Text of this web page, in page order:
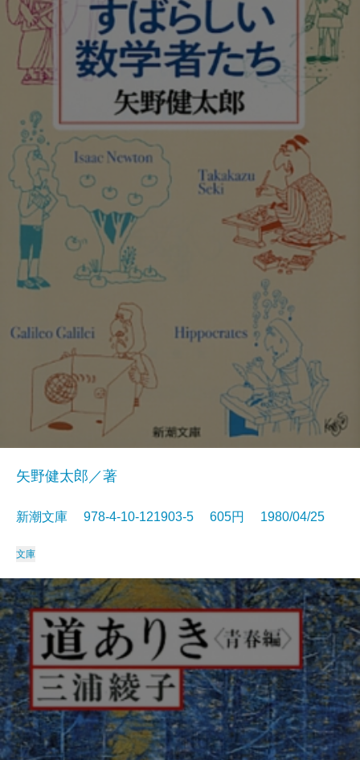
矢野健太郎／著
新潮文庫 978-4-10-121903-5 605円 1980/04/25
文庫